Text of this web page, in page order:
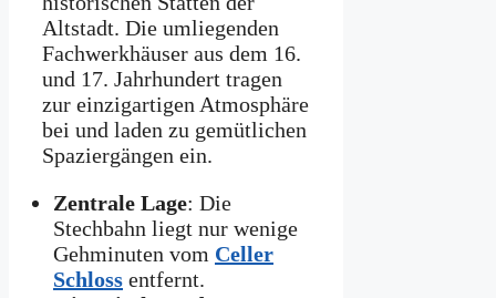
Altstadt. Die umliegenden
Fachwerkhäuser aus dem 16.
und 17. Jahrhundert tragen
zur einzigartigen Atmosphäre
bei und laden zu gemütlichen
Spaziergängen ein.
Zentrale Lage: Die
Stechbahn liegt nur wenige
Gehminuten vom Celler
Schloss entfernt.